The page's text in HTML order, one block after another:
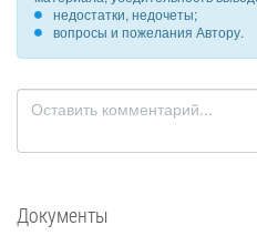
недостатки, недочеты;
вопросы и пожелания Автору.
Документы